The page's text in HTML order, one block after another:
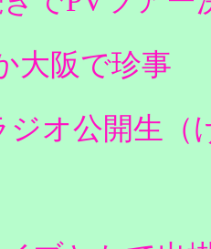
大阪で珍事
ジオ公開生